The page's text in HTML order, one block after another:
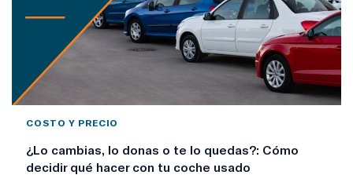
COSTO Y PRECIO
¿Lo cambias, lo donas o te lo quedas?: Cómo
decidir qué hacer con tu coche usado